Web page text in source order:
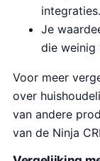
integraties.
Je
die weinig
Voor meer
over
van andere
van de Ninja